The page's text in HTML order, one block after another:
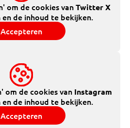
om de cookies vanTwitter X
de inhoud te bekijken.
Accepteren
om de cookies van Instagram
de inhoud te bekijken.
Accepteren